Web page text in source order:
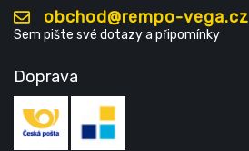
obchod@rempo-vega.cz
Sem pište své dotazy a připomínky
Doprava